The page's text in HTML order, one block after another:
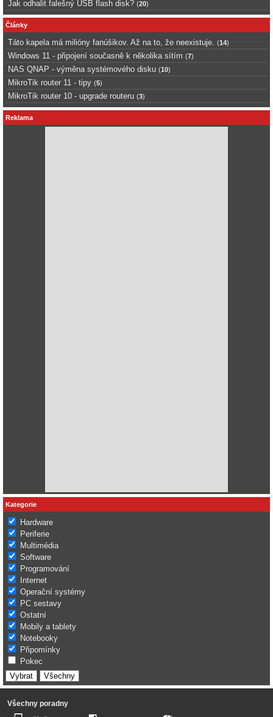
Jak odhalit falešný USB flash disk? (20)
Články
Táto kapela má milióny fanúšikov. Až na to, že neexistuje. (14)
Windows 11 - připojení současně k několika sítím (7)
NAS QNAP - výměna systémového disku (10)
MikroTik router 11 - tipy (5)
MikroTik router 10 - upgrade routeru (3)
Reklama
Kategorie
Hardware
Periferie
Multimédia
Software
Programování
Internet
Operační systémy
PC sestavy
Ostatní
Mobily a tablety
Notebooky
Připomínky
Pokec
Všechny poradny